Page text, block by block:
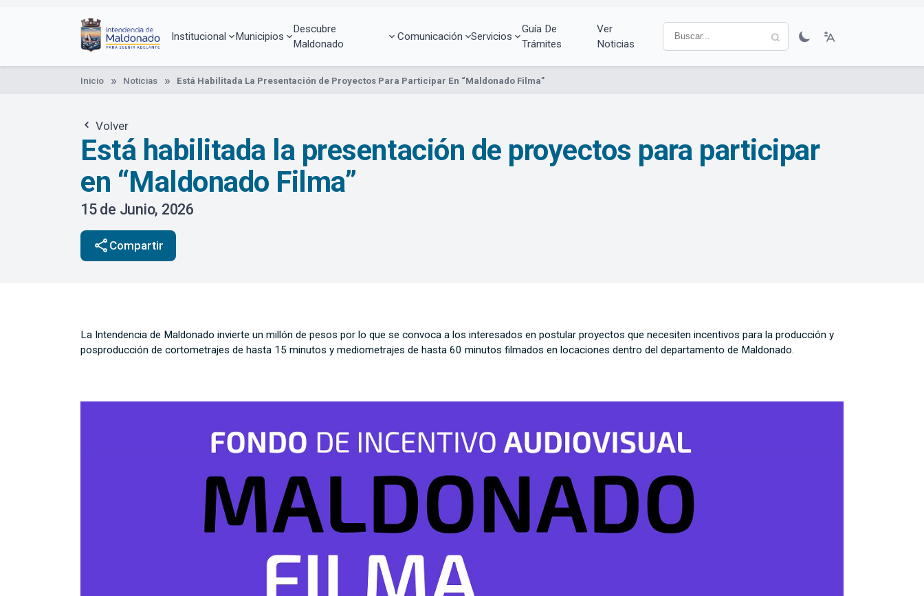
Institucional Municipios
Descubre
Maldonado
Comunicación Servicios
Guía De
Trámites
Ver
Noticias
Inicio Noticias Está Habilitada La Presentación de Proyectos Para Participar En “Maldonado Filma”
Volver
Está habilitada la presentación de proyectos para participar
en “Maldonado Filma”
15 de Junio, 2026
share Compartir
La Intendencia de Maldonado invierte un millón de pesos por lo que se convoca a los interesados en postular proyectos que necesiten incentivos para la producción y
posproducción de cortometrajes de hasta 15 minutos y mediometrajes de hasta 60 minutos filmados en locaciones dentro del departamento de Maldonado.